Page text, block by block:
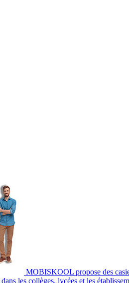
MOBISKOOL propose des
les collèges, lycées et les